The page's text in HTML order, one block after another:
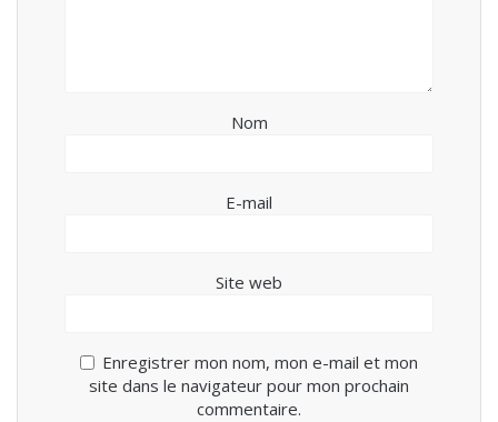
Nom
E-mail
Site web
Enregistrer mon nom, mon e-mail et mon
site dans le navigateur pour mon prochain
commentaire.